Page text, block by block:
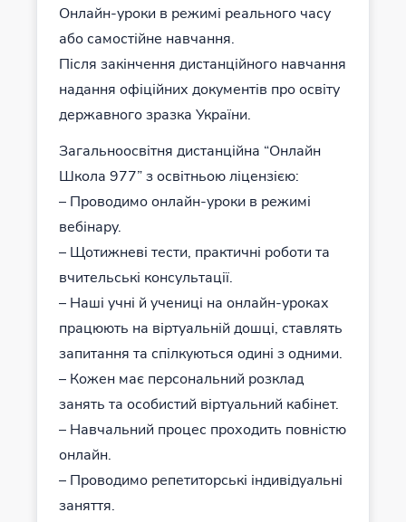
Онлайн-уроки в режимі реального часу
або самостійне навчання.
Після закінчення дистанційного навчання
надання офіційних документів про освіту
державного зразка України.
Загальноосвітня дистанційна “Онлайн
Школа 977” з освітньою ліцензією:
– Проводимо онлайн-уроки в режимі
вебінару.
– Щотижневі тести, практичні роботи та
вчительські консультації.
– Наші учні й учениці на онлайн-уроках
працюють на віртуальній дошці, ставлять
запитання та спілкуються одині з одними.
– Кожен має персональний розклад
занять та особистий віртуальний кабінет.
– Навчальний процес проходить повністю
онлайн.
– Проводимо репетиторські індивідуальні
заняття.